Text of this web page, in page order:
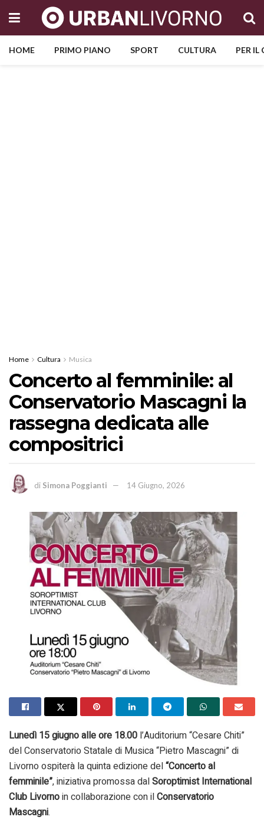
HOME PRIMO PIANO SPORT CULTURA PER
Home Cultura Musica
Concerto al femminile: al
Conservatorio Mascagni la
rassegna dedicata alle
compositrici
di Simona Poggianti 14 Giugno, 2026
Lunedì 15 giugno alle ore 18.00 l’Auditorium “Cesare Chiti”
del Conservatorio Statale di Musica “Pietro Mascagni” di
Livorno ospiterà la quinta edizione del“Concerto al
femminile”, iniziativa promossa dalSoroptimist International
Club Livornoin collaborazione con ilConservatorio
Mascagni.